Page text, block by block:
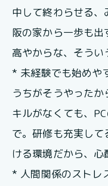
中して終わらせる
阪の家から一歩も
高やからな、そうい
* 未経験でも始めや
うちがそうやった
キルがなくても、
で。研修も充実し
ける環境だから、心
* 人間関係のストレ